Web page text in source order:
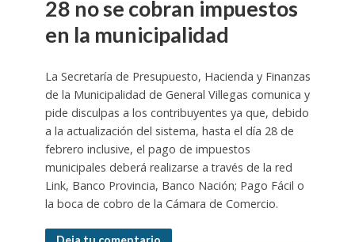
28 no se cobran impuestos
en la municipalidad
La Secretaría de Presupuesto, Hacienda y Finanzas
de la Municipalidad de General Villegas comunica y
pide disculpas a los contribuyentes ya que, debido
a la actualización del sistema, hasta el día 28 de
febrero inclusive, el pago de impuestos
municipales deberá realizarse a través de la red
Link, Banco Provincia, Banco Nación; Pago Fácil o
la boca de cobro de la Cámara de Comercio.